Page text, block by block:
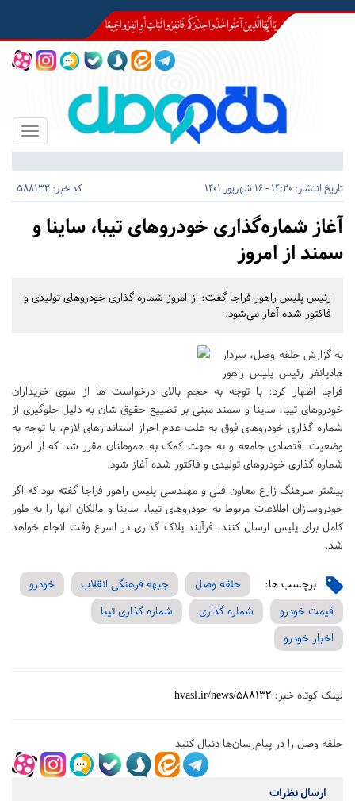
Toggle
تاریخ انتشار: 14:20 - 16 شهریور 1401 کد خبر: 588132
آغاز شماره‌گذاری خودروهای تیبا، ساینا و
سمند از امروز
رئیس پلیس راهور فراجا گفت: از امروز شماره گذاری خودروهای تولیدی و
فاکتور شده آغاز می‌شود.
به گزارش حلقه وصل، سردار
هادیانفر رئیس پلیس راهور
فراجا اظهار کرد: با توجه به حجم بالای درخواست ها از سوی خریداران
خودروهای تیبا، ساینا و سمند مبنی بر تضییع حقوق شان به دلیل جلوگیری از
شماره گذاری خودروهای فوق به علت عدم احراز استاندارهای لازم، با توجه به
وضعیت اقتصادی جامعه و به جهت کمک به هموطنان مقرر شد که از امروز
شماره گذاری خودروهای تولیدی و فاکتور شده آغاز شود.
پیشتر سرهنگ زارع معاون فنی و مهندسی پلیس راهور فراجا گفته بود که اگر
خودروسازان اطلاعات مربوط به خودروهای تیبا، ساینا و مالکان آنها را به طور
کامل برای پلیس ارسال کنند، فرآیند پلاک گذاری در اسرع وقت انجام خواهد
شد.
برچسب ها: حلقه وصل جبهه فرهنگی انقلاب
خودرو
قیمت خودرو
شماره گذاری
شماره گذاری تیبا
اخبار خودرو
لینک کوتاه خبر: hvasl.ir/news/588132
حلقه وصل را در پیام‌رسان‌ها دنبال کنید
ارسال نظرات